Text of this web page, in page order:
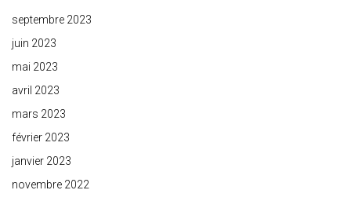
septembre 2023
juin 2023
mai 2023
avril 2023
mars 2023
février 2023
janvier 2023
novembre 2022